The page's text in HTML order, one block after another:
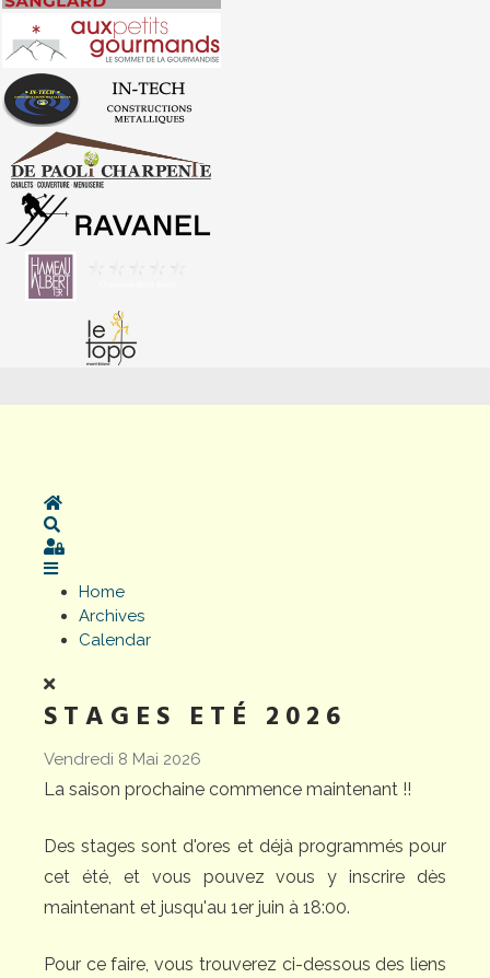
Home
Sign In
Home
Archives
Calendar
STAGES ETÉ 2026
Vendredi 8 Mai 2026
La saison prochaine commence maintenant !!
Des stages sont d'ores et déjà programmés pour
cet été, et vous pouvez vous y inscrire dès
maintenant et jusqu'au 1er juin à 18:00.
Pour ce faire, vous trouverez ci-dessous des liens